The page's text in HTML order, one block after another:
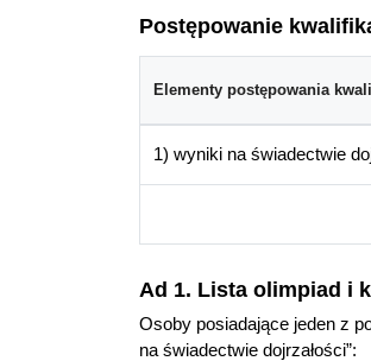
Postępowanie
Elementy postępowania
1) wyniki na świadectwie
Ad 1. Lista olimpiad i
Osoby posiadające jeden z
na świadectwie dojrzałości”: